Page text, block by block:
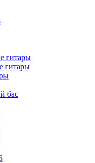
гитары
гитары
бас